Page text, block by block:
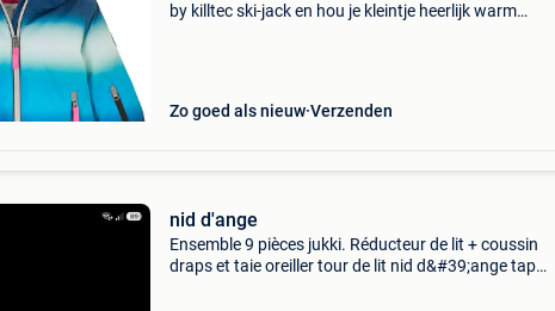
by killtec ski-jack en hou je kleintje heerlijk warm
Zo goed als nieuw Verzenden
nid d'ange
Ensemble 9 pièces jukki. Réducteur de lit + coussin
draps et taie oreiller tour de lit nid d&#39;ange tapis